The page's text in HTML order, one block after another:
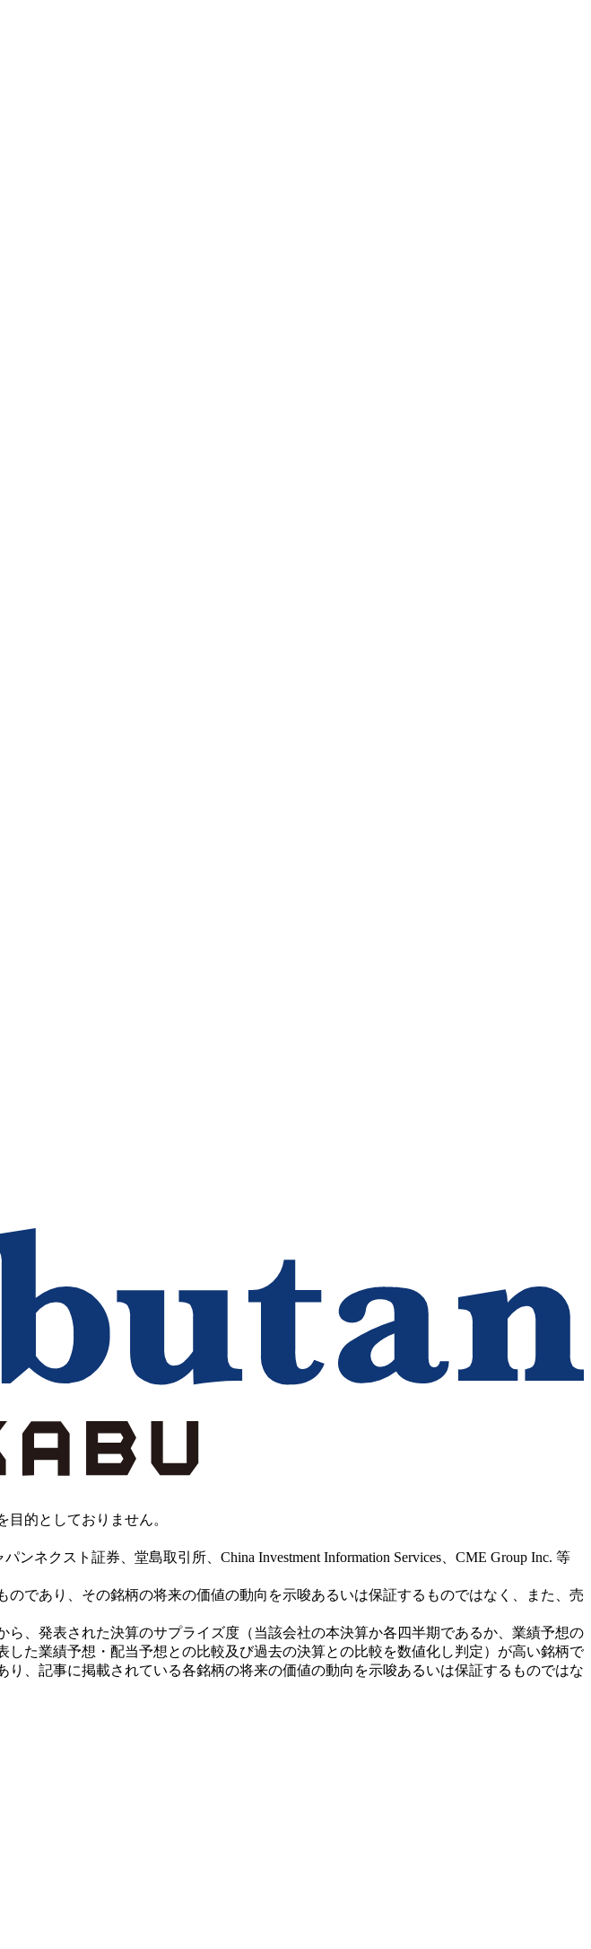
的としておりません。
ネクスト証券、堂島取引所、China Investment Information Services、CME Group Inc. 等
であり、その銘柄の将来の価値の動向を示唆あるいは保証するものではなく、また、売
、発表された決算のサプライズ度（当該会社の本決算か各四半期であるか、業績予想の
た業績予想・配当予想との比較及び過去の決算との比較を数値化し判定）が高い銘柄で
、記事に掲載されている各銘柄の将来の価値の動向を示唆あるいは保証するものではな